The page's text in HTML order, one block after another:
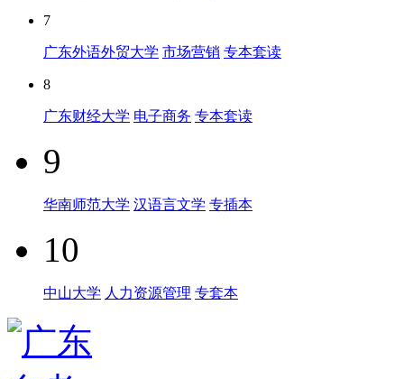
7
广东外语外贸大学 市场营销 专本套读
8
广东财经大学 电子商务 专本套读
9
华南师范大学 汉语言文学 专插本
10
中山大学 人力资源管理 专套本